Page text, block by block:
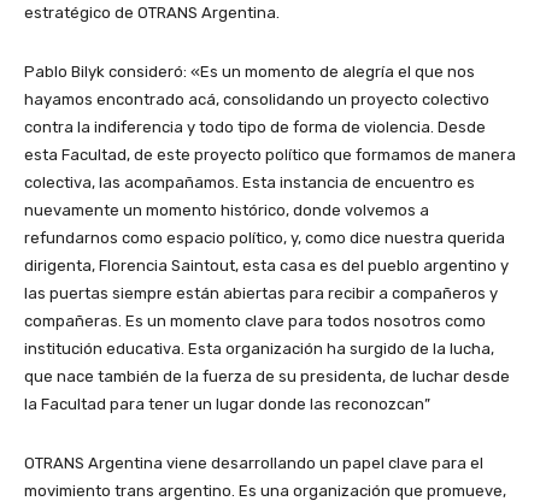
estratégico de OTRANS Argentina.
Pablo Bilyk consideró: «Es un momento de alegría el que nos
hayamos encontrado acá, consolidando un proyecto colectivo
contra la indiferencia y todo tipo de forma de violencia. Desde
esta Facultad, de este proyecto político que formamos de manera
colectiva, las acompañamos. Esta instancia de encuentro es
nuevamente un momento histórico, donde volvemos a
refundarnos como espacio político, y, como dice nuestra querida
dirigenta, Florencia Saintout, esta casa es del pueblo argentino y
las puertas siempre están abiertas para recibir a compañeros y
compañeras. Es un momento clave para todos nosotros como
institución educativa. Esta organización ha surgido de la lucha,
que nace también de la fuerza de su presidenta, de luchar desde
la Facultad para tener un lugar donde las reconozcan”
OTRANS Argentina viene desarrollando un papel clave para el
movimiento trans argentino. Es una organización que promueve,